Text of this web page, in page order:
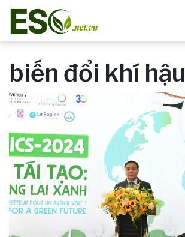
biến đổi khí hậu